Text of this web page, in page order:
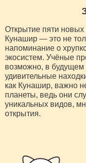
Открытие пяти новых
Кунашир — это не
напоминание о
экосистем. Учёные
возможно, в
удивительные
как Кунашир, важно
планеты, ведь они
уникальных видов,
открытия.